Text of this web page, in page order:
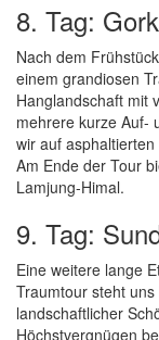
8. Tag:
Nach dem
einem grandiosen
Hanglandschaft mit
mehrere kurze Auf-
wir auf
Am Ende der Tour
Lamjung-Himal.
9. Tag:
Eine weitere lange
Traumtour steht
landschaftlicher
Höchstvergnügen